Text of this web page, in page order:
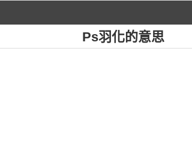
Ps羽化的意思